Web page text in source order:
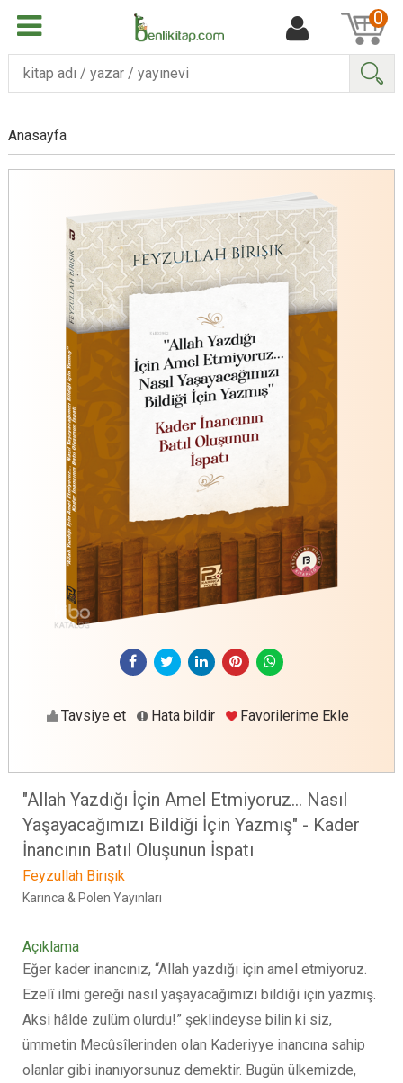
0
Anasayfa
Tavsiye et Hata bildir Favorilerime Ekle
"Allah Yazdığı İçin Amel Etmiyoruz... Nasıl
Yaşayacağımızı Bildiği İçin Yazmış" - Kader
İnancının Batıl Oluşunun İspatı
Feyzullah Birışık
Karınca & Polen Yayınları
Açıklama
Eğer kader inancınız, “Allah yazdığı için amel etmiyoruz.
Ezelî ilmi gereği nasıl yaşayacağımızı bildiği için yazmış.
Aksi hâlde zulüm olurdu!” şeklindeyse bilin ki siz,
ümmetin Mecûsîlerinden olan Kaderiyye inancına sahip
olanlar gibi inanıyorsunuz demektir. Bugün ülkemizde,